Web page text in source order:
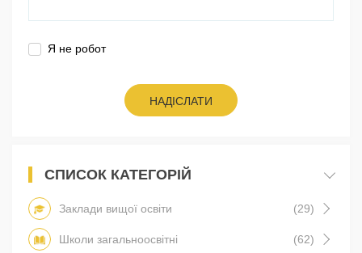
Я не робот
НАДІСЛАТИ
СПИСОК КАТЕГОРІЙ
Заклади вищої освіти (29)
Школи загальноосвітні (62)